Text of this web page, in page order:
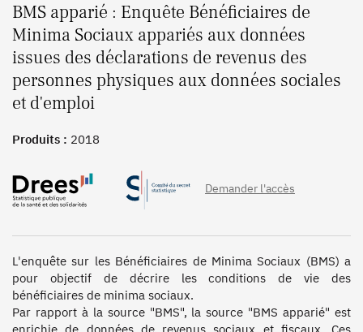
BMS apparié : Enquête Bénéficiaires de
Minima Sociaux appariés aux données
issues des déclarations de revenus des
personnes physiques aux données sociales
et d'emploi
Produits : 2018
Demander l'accès
L'enquête sur les Bénéficiaires de Minima Sociaux (BMS) a
pour objectif de décrire les conditions de vie des
bénéficiaires de minima sociaux.
Par rapport à la source "BMS", la source "BMS apparié" est